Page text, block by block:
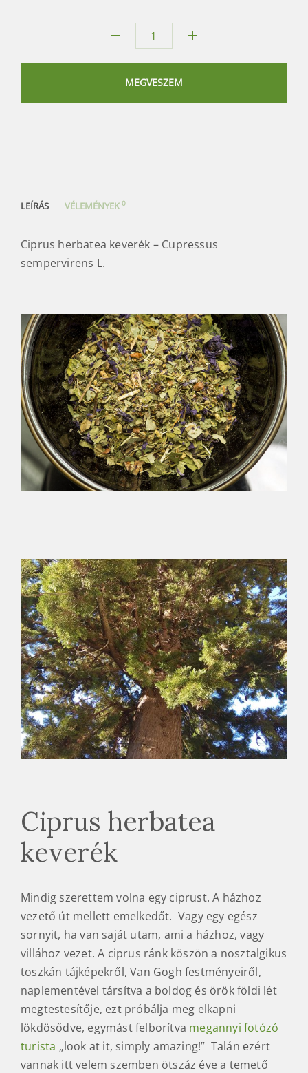
MEGVESZEM
LEÍRÁS VÉLEMÉNYEK0
Ciprus herbatea keverék – Cupressus
sempervirens L.
Ciprus herbatea
keverék
Mindig szerettem volna egy ciprust. A házhoz
vezető út mellett emelkedőt. Vagy egy egész
sornyit, ha van saját utam, ami a házhoz, vagy
villához vezet. A ciprus ránk köszön a nosztalgikus
toszkán tájképekről, Van Gogh festményeiről,
naplementével társítva a boldog és örök földi lét
megtestesítője, ezt próbálja meg elkapni
lökdösődve, egymást felborítva megannyi fotózó
turista „look at it, simply amazing!” Talán ezért
vannak itt velem szemben ötszáz éve a temető